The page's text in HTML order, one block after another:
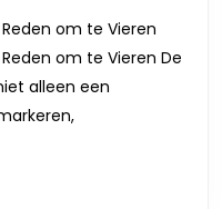
om te Vieren
om te Vieren De
alleen een